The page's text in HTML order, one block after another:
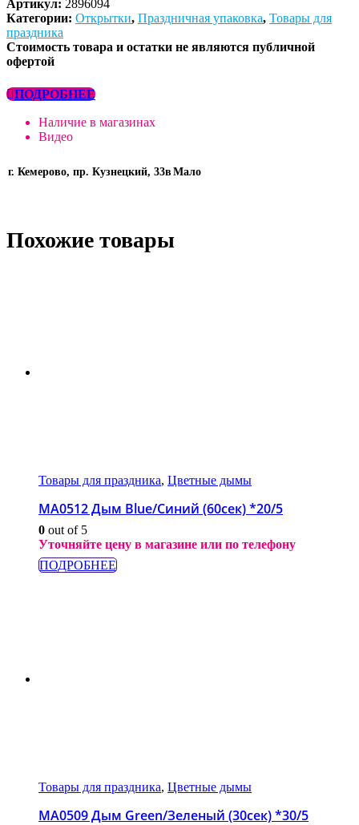
Артикул: 2896094
Категории: Открытки, Праздничная упаковка, Товары для
праздника
Стоимость товара и остатки не являются публичной
офертой
ПОДРОБНЕЕ
Наличие в магазинах
Видео
г. Кемерово, пр. Кузнецкий, 33в Мало
Похожие товары
Товары для праздника, Цветные дымы
МА0512 Дым Blue/Синий (60сек) *20/5
0 out of 5
Уточняйте цену в магазине или по телефону
ПОДРОБНЕЕ
Товары для праздника, Цветные дымы
МА0509 Дым Green/Зеленый (30сек) *30/5